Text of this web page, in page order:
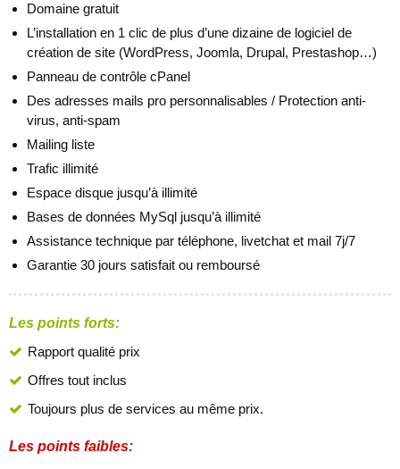
Domaine gratuit
L’installation en 1 clic de plus d’une dizaine de logiciel de
création de site (WordPress, Joomla, Drupal, Prestashop…)
Panneau de contrôle cPanel
Des adresses mails pro personnalisables / Protection anti-
virus, anti-spam
Mailing liste
Trafic illimité
Espace disque jusqu’à illimité
Bases de données MySql jusqu’à illimité
Assistance technique par téléphone, livetchat et mail 7j/7
Garantie 30 jours satisfait ou remboursé
Les points forts:
Rapport qualité prix
Offres tout inclus
Toujours plus de services au même prix.
Les points faibles: